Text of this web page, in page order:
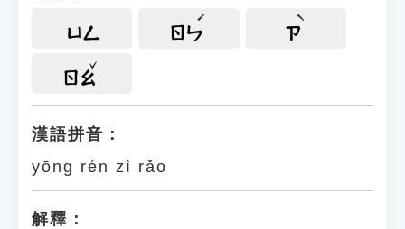
ㄩㄥ ㄖㄣ ㄗ
ㄖㄠ
漢語拼音：
yōng rén zì rǎo
解釋：